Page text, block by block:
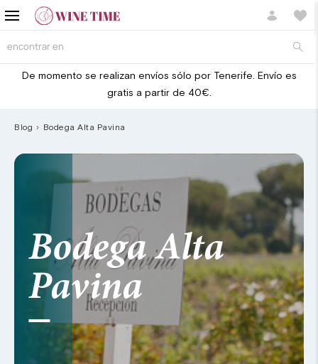
De momento se realizan envíos sólo por Tenerife. Envío es
gratis a partir de 40€.
Blog Bodega Alta Pavina
Bodega Alta
Pavina